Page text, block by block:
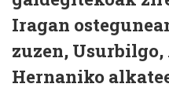
Iragan
zuzen,
Hernaniko